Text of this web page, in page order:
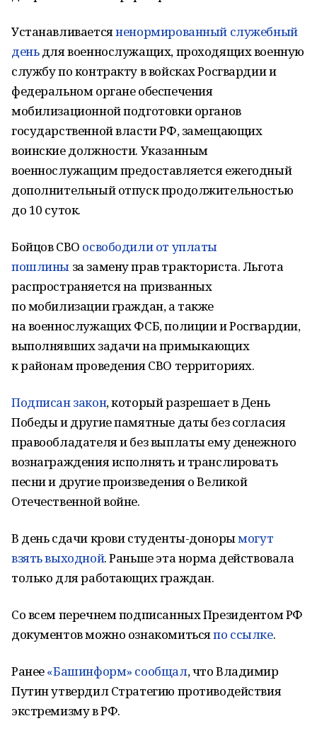
Устанавливаетсяненормированный служебный
деньдля военнослужащих, проходящих военную
службу по контракту в войсках Росгвардии и
федеральном органе обеспечения
мобилизационной подготовки органов
государственной власти РФ, замещающих
воинские должности. Указанным
военнослужащим предоставляется ежегодный
дополнительный отпуск продолжительностью
до 10 суток.
Бойцов СВО освободили от уплаты
пошлины за замену прав тракториста. Льгота
распространяется на призванных
по мобилизации граждан, а также
на военнослужащих ФСБ, полиции и Росгвардии,
выполнявших задачи на примыкающих
к районам проведения СВО территориях.
Подписан закон, который разрешает в День
Победы и другие памятные даты без согласия
правообладателя и без выплаты ему денежного
вознаграждения исполнять и транслировать
песни и другие произведения о Великой
Отечественной войне.
В день сдачи крови студенты-донорымогут
взять выходной. Раньше эта норма действовала
только для работающих граждан.
Со всем перечнем подписанных Президентом РФ
документов можно ознакомитьсяпо ссылке.
Ранее«Башинформ» сообщал, что Владимир
Путин утвердил Стратегию противодействия
экстремизму в РФ.